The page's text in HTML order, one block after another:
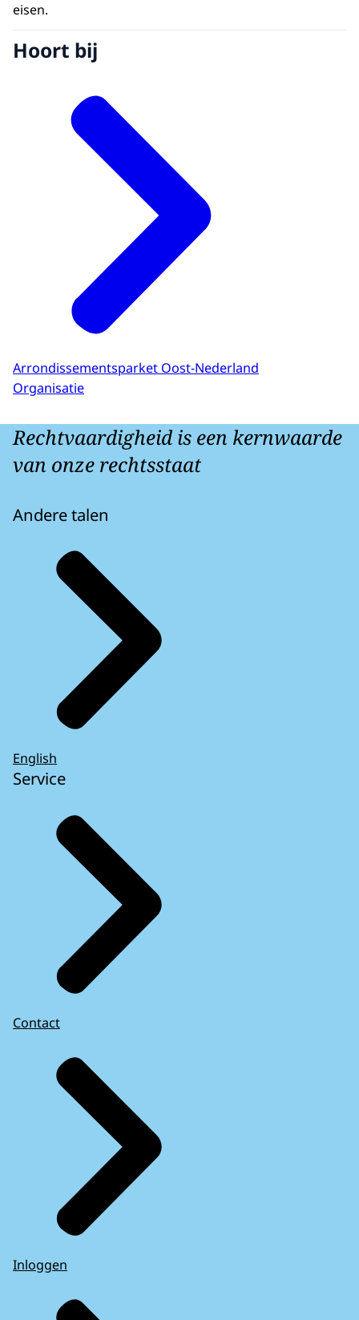
eisen.
Hoort bij
Arrondissementsparket Oost-Nederland
Organisatie
Rechtvaardigheid is een kernwaarde
van onze rechtsstaat
Andere talen
English
Service
Contact
Inloggen